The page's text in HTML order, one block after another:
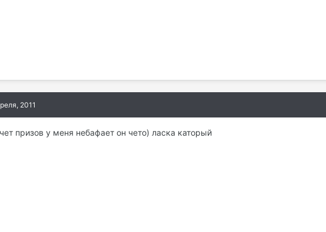
2011
призов у меня небафает он чето) ласка каторый